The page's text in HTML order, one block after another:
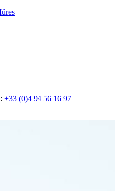
+33 (0)4 94 56 16 97